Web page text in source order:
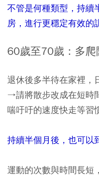
不管是何種類型，持續
房，進行更穩定有效的
60歲至70歲：多爬
退休後多半待在家裡，
→請將散步改成在短時
喘吁吁的速度快走等習
持續半個月後，也可以
運動的次數與時間長短